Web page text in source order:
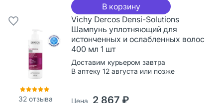
В корзину
32отзыва
Vichy Dercos Densi-Solutions
Шампунь уплотняющий для
истонченных и ослабленных волос
400 мл 1 шт
Доставим курьером завтра
В аптеку 12 августа или позже
Цена 2 867 ₽